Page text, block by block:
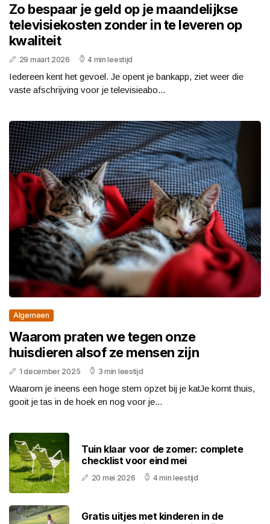
Zo bespaar je geld op je maandelijkse
televisiekosten zonder in te leveren op
kwaliteit
29 maart 2026 4 min leestijd
Iedereen kent het gevoel. Je opent je bankapp, ziet weer die
vaste afschrijving voor je televisieabo...
Algemeen
Waarom praten we tegen onze
huisdieren alsof ze mensen zijn
1 december 2025 3 min leestijd
Waarom je ineens een hoge stem opzet bij je katJe komt thuis,
gooit je tas in de hoek en nog voor je...
Tuin klaar voor de zomer: complete
checklist voor eind mei
20 mei 2026 4 min leestijd
Gratis uitjes met kinderen in de